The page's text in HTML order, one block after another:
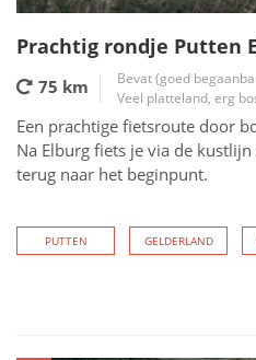
Prachtig rondje Putten
75 km
Bevat (goed
Veel platteland, erg
Een prachtige fietsroute door
Na Elburg fiets je via de
terug naar het beginpunt.
PUTTEN GELDERLAND